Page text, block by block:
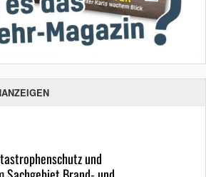
und